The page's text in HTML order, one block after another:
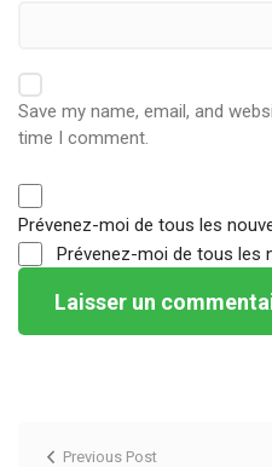
Save my name, email, and
time I comment.
Prévenez-moi de tous les
Prévenez-moi de tous les
Previous Post